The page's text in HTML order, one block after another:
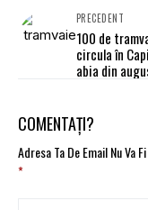
PRECEDENT
100 de
circula în
abia din
COMENTAȚI?
Adresa Ta De Email Nu Va
*